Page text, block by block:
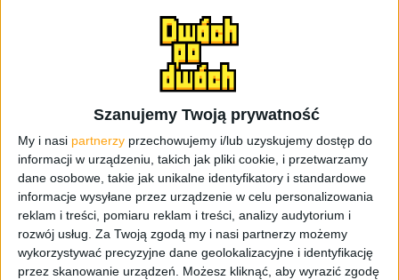
Szanujemy Twoją prywatność
My i nasi partnerzy przechowujemy i/lub uzyskujemy dostęp do
informacji w urządzeniu, takich jak pliki cookie, i przetwarzamy
dane osobowe, takie jak unikalne identyfikatory i standardowe
informacje wysyłane przez urządzenie w celu personalizowania
reklam i treści, pomiaru reklam i treści, analizy audytorium i
rozwój usług. Za Twoją zgodą my i nasi partnerzy możemy
wykorzystywać precyzyjne dane geolokalizacyjne i identyfikację
przez skanowanie urządzeń. Możesz kliknąć, aby wyrazić zgodę
Suicide Squad